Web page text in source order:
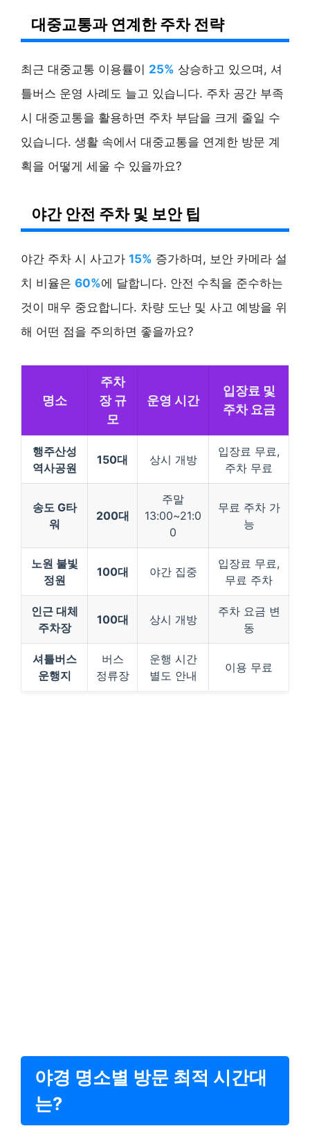
대중교통과 연계한 주차 전략
최근 대중교통 이용률이 25% 상승하고 있으며, 셔
틀버스 운영 사례도 늘고 있습니다. 주차 공간 부족
시 대중교통을 활용하면 주차 부담을 크게 줄일 수
있습니다. 생활 속에서 대중교통을 연계한 방문 계
획을 어떻게 세울 수 있을까요?
야간 안전 주차 및 보안 팁
야간 주차 시 사고가 15% 증가하며, 보안 카메라 설
치 비율은 60%에 달합니다. 안전 수칙을 준수하는
것이 매우 중요합니다. 차량 도난 및 사고 예방을 위
해 어떤 점을 주의하면 좋을까요?
명소
주차
장 규
모
운영 시간
입장료 및
주차 요금
행주산성
역사공원
150대 상시 개방
입장료 무료,
주차 무료
송도 G타
워
200대
주말
13:00~21:0
0
무료 주차 가
능
노원 불빛
정원
100대 야간 집중
입장료 무료,
무료 주차
인근 대체
주차장
100대 상시 개방
주차 요금 변
동
셔틀버스
운행지
버스
정류장
운행 시간
별도 안내
이용 무료
야경 명소별 방문 최적 시간대
는?